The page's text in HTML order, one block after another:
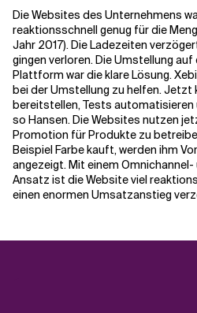
Die Websites des Unternehmens
reaktionsschnell genug für die
Jahr 2017). Die Ladezeiten
gingen verloren. Die Umstellung
Plattform war die klare Lösung.
bei der Umstellung zu helfen. Jetzt
bereitstellen, Tests automatisieren
so Hansen. Die Websites nutzen
Promotion für Produkte zu
Beispiel Farbe kauft, werden ihm
angezeigt. Mit einem
Ansatz ist die Website viel
einen enormen Umsatzanstieg